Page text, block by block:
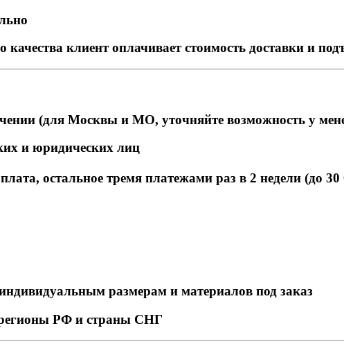
клиент оплачивает стоимость доставки и
(для Москвы и МО, уточняйте возможность у
и юридических лиц
остальное тремя платежами раз в 2 недели (до 30
размерам и материалов под заказ
регионы РФ и страны СНГ